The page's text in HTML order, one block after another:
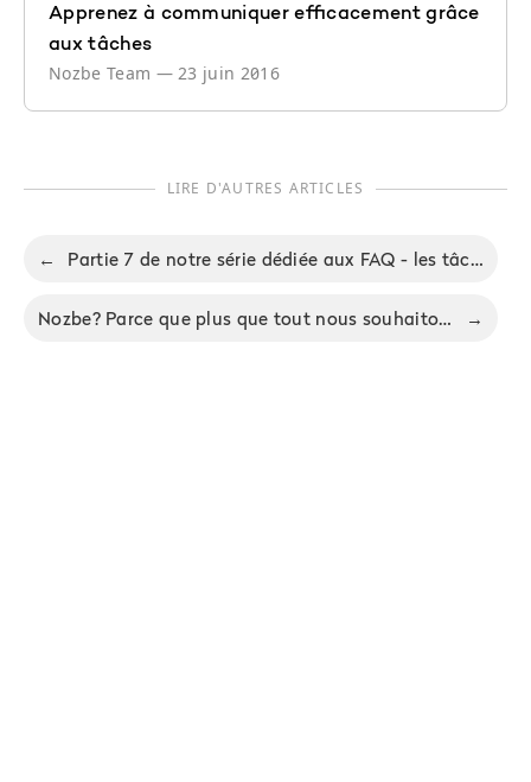
Apprenez à communiquer efficacement grâce
aux tâches
Nozbe Team —23 juin 2016
LIRE D'AUTRES ARTICLES
← Partie 7 de notre série dédiée aux FAQ - les tâches sans projets et les tâches "un jour/peut être"
Nozbe? Parce que plus que tout nous souhaitons que vous soyez Naturellement OrganiZés! →